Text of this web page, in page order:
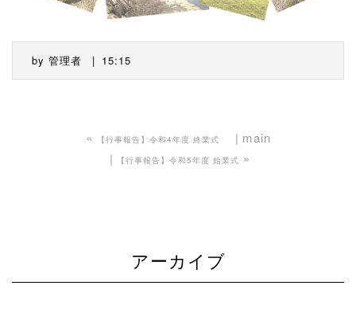
by 管理者 15:15
« 【行事報告】令和4年度 終業式 main
【行事報告】令和5年度 始業式 »
アーカイブ